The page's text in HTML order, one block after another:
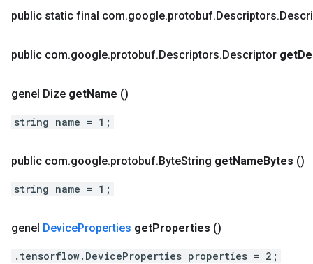
public static final com.google.protobuf.Descriptors.
public com.google.protobuf.Descriptors.Descriptor get
genel Dize getName ()
string name = 1;
public com.google.protobuf.ByteString getNameBytes ()
string name = 1;
genel DeviceProperties getProperties ()
.tensorflow.DeviceProperties properties = 2;